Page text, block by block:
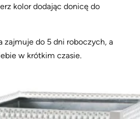
kolor dodając donicę do
zajmuje do 5 dni roboczych, a
w krótkim czasie.